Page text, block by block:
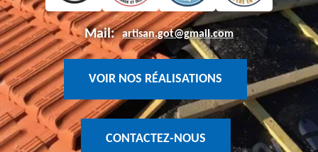
Mail: artisan.got@gmail.com
VOIR NOS RÉALISATIONS
CONTACTEZ-NOUS